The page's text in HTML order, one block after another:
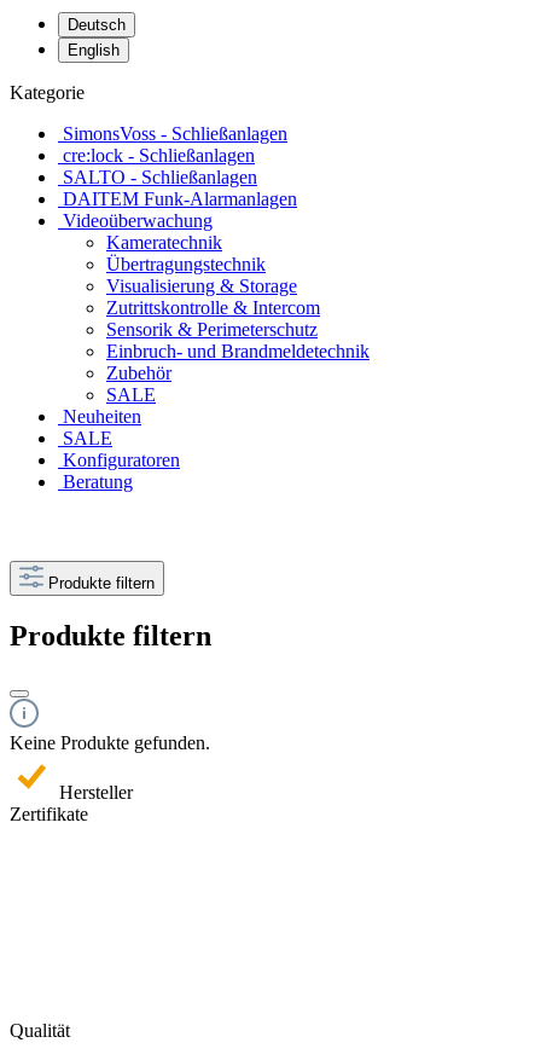
Deutsch
English
Kategorie
SimonsVoss - Schließanlagen
cre:lock - Schließanlagen
SALTO - Schließanlagen
DAITEM Funk-Alarmanlagen
Videoüberwachung
Kameratechnik
Übertragungstechnik
Visualisierung & Storage
Zutrittskontrolle & Intercom
Sensorik & Perimeterschutz
Einbruch- und Brandmeldetechnik
Zubehör
SALE
Neuheiten
SALE
Konfiguratoren
Beratung
Produkte filtern
Produkte filtern
Keine Produkte gefunden.
Hersteller
Zertifikate
Qualität